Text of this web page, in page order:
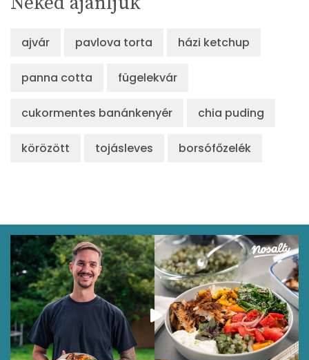
ajvár pavlova torta házi ketchup
panna cotta fügelekvár
cukormentes banánkenyér chia puding
körözött tojásleves borsófőzelék